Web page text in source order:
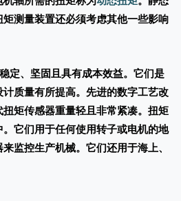
测量装置还必须考虑其他一些影响
、坚固且具有成本效益。它们是
质量有所提高。先进的数字工艺改
矩传感器重量轻且非常紧凑。扭矩
它们用于任何使用转子或电机的地
监控生产机械。它们还用于海上、